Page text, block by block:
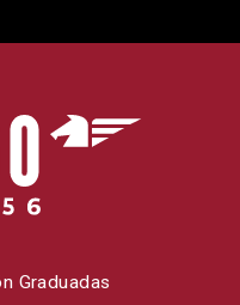
Graduadas